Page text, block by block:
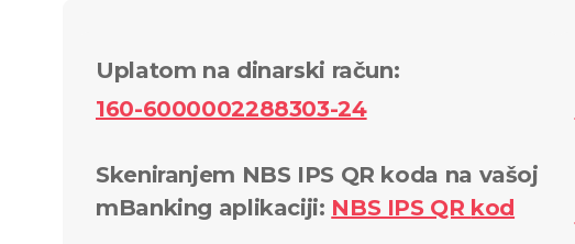
Uplatom na dinarski račun:
160-6000002288303-24
Skeniranjem NBS IPS QR koda na vašoj
mBanking aplikaciji: NBS IPS QR kod